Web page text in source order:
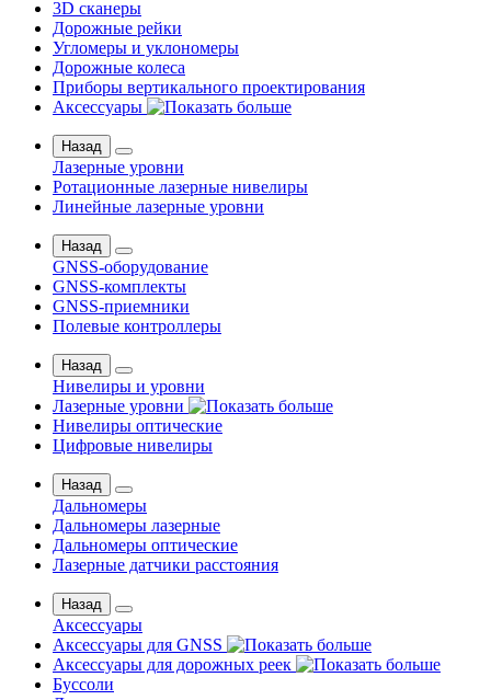
3D сканеры
Дорожные рейки
Угломеры и уклономеры
Дорожные колеса
Приборы вертикального проектирования
Аксессуары
Назад
Лазерные уровни
Ротационные лазерные нивелиры
Линейные лазерные уровни
Назад
GNSS-оборудование
GNSS-комплекты
GNSS-приемники
Полевые контроллеры
Назад
Нивелиры и уровни
Лазерные уровни
Нивелиры оптические
Цифровые нивелиры
Назад
Дальномеры
Дальномеры лазерные
Дальномеры оптические
Лазерные датчики расстояния
Назад
Аксессуары
Аксессуары для GNSS
Аксессуары для дорожных реек
Буссоли